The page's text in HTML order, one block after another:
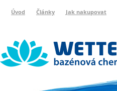
Úvod Články Jak nakupovat